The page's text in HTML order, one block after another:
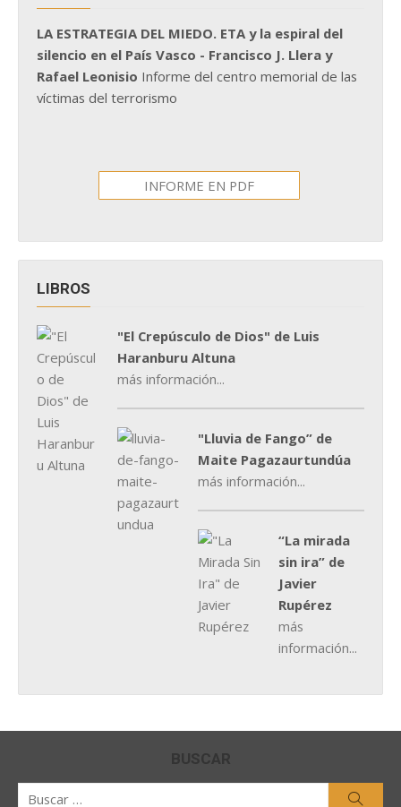
LA ESTRATEGIA DEL MIEDO. ETA y la espiral del
silencio en el País Vasco - Francisco J. Llera y
Rafael Leonisio Informe del centro memorial de las
víctimas del terrorismo
INFORME EN PDF
LIBROS
"El Crepúsculo de Dios" de Luis
Haranburu Altuna
más información...
"Lluvia de Fango” de
Maite Pagazaurtundúa
más información...
“La mirada
sin ira” de
Javier
Rupérez
más
información...
BUSCAR